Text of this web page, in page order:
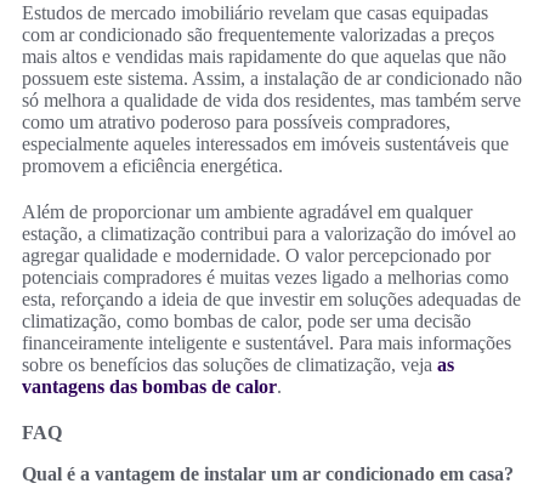
Estudos de mercado imobiliário revelam que casas equipadas
com ar condicionado são frequentemente valorizadas a preços
mais altos e vendidas mais rapidamente do que aquelas que não
possuem este sistema. Assim, a instalação de ar condicionado não
só melhora a qualidade de vida dos residentes, mas também serve
como um atrativo poderoso para possíveis compradores,
especialmente aqueles interessados em imóveis sustentáveis que
promovem a eficiência energética.
Além de proporcionar um ambiente agradável em qualquer
estação, a climatização contribui para a valorização do imóvel ao
agregar qualidade e modernidade. O valor percepcionado por
potenciais compradores é muitas vezes ligado a melhorias como
esta, reforçando a ideia de que investir em soluções adequadas de
climatização, como bombas de calor, pode ser uma decisão
financeiramente inteligente e sustentável. Para mais informações
sobre os benefícios das soluções de climatização, veja as
vantagens das bombas de calor.
FAQ
Qual é a vantagem de instalar um ar condicionado em casa?